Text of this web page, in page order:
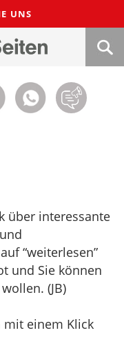
UNS
über interessante
“weiterlesen”
und Sie können
(JB)
mit einem Klick